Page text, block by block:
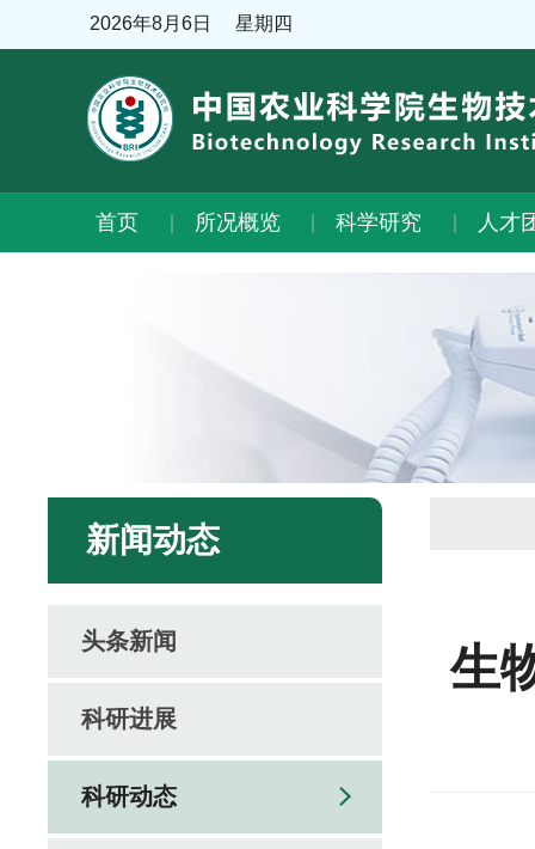
2026年8月6日 星期四
首页 所况概览 科学研究 人才
新闻动态
头条新闻
科研进展
科研动态
生